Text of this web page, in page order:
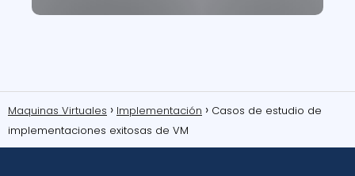
Maquinas Virtuales Implementación
Casos de estudio de
implementaciones exitosas de VM